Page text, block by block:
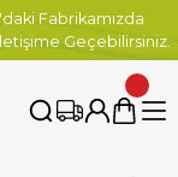
Fabrikamızda
Geçebilirsiniz.